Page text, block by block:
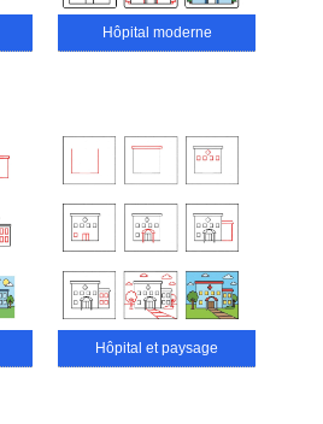
Hôpital moderne
Hôpital et paysage